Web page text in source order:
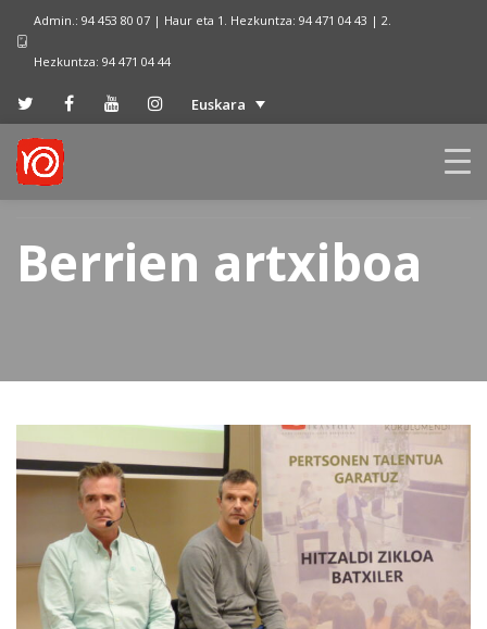
Admin.: 94 453 80 07 | Haur eta 1. Hezkuntza: 94 471 04 43 | 2.
Hezkuntza: 94 471 04 44
Euskara
Berrien artxiboa